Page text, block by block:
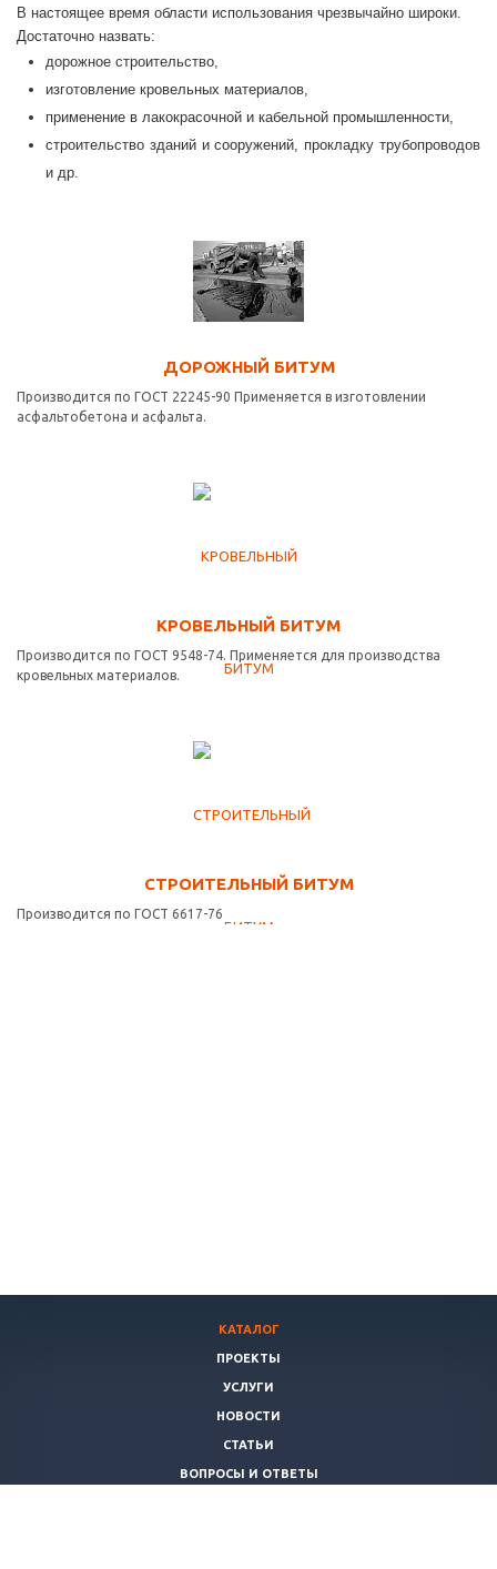
В настоящее время области использования чрезвычайно широки.
Достаточно назвать:
дорожное строительство,
изготовление кровельных материалов,
применение в лакокрасочной и кабельной промышленности,
строительство зданий и сооружений, прокладку трубопроводов
и др.
ДОРОЖНЫЙ БИТУМ
Производится по ГОСТ 22245-90 Применяется в изготовлении
асфальтобетона и асфальта.
КРОВЕЛЬНЫЙ БИТУМ
Производится по ГОСТ 9548-74. Применяется для производства
кровельных материалов.
СТРОИТЕЛЬНЫЙ БИТУМ
Производится по ГОСТ 6617-76
КАТАЛОГ
ПРОЕКТЫ
УСЛУГИ
НОВОСТИ
СТАТЬИ
ВОПРОСЫ И ОТВЕТЫ